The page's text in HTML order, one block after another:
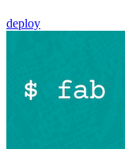
deploy